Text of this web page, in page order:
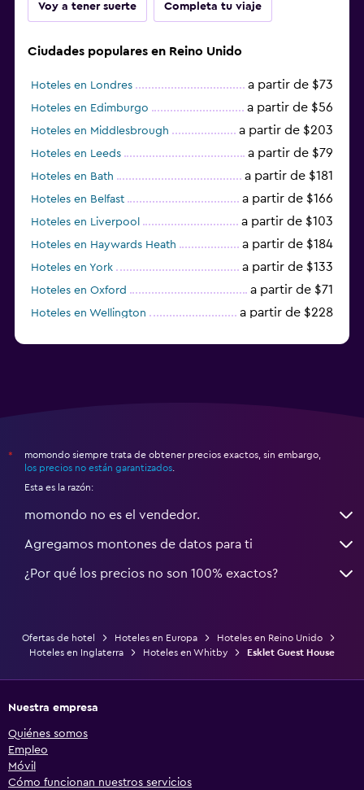
Voy a tener suerte Completa tu viaje
Ciudades populares en Reino Unido
Hoteles en Londres a partir de $73
Hoteles en Edimburgo a partir de $56
Hoteles en Middlesbrough a partir de $203
Hoteles en Leeds a partir de $79
Hoteles en Bath a partir de $181
Hoteles en Belfast a partir de $166
Hoteles en Liverpool a partir de $103
Hoteles en Haywards Heath a partir de $184
Hoteles en York a partir de $133
Hoteles en Oxford a partir de $71
Hoteles en Wellington a partir de $228
*
momondo siempre trata de obtener precios exactos, sin embargo,
los precios no están garantizados
Esta es la razón:
momondo no es el vendedor.
Agregamos montones de datos para ti
¿Por qué los precios no son 100% exactos?
Ofertas de hotel Hoteles en Europa
Hoteles en Reino Unido
Hoteles en Inglaterra
Hoteles en Whitby Esklet Guest House
Nuestra empresa
Quiénes somos
Empleo
Móvil
Cómo funcionan nuestros servicios